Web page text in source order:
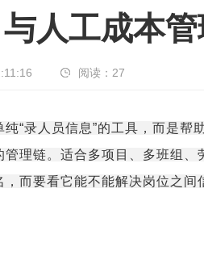
与人工成本
阅读： 27
“录人员信息”的工具，而是
理链。适合多项目、多班组
而要看它能不能解决岗位之间